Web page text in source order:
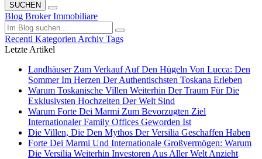
SUCHEN
Blog Broker Immobiliare
Recenti Kategorien Archiv Tags
Letzte Artikel
Landhäuser Zum Verkauf Auf Den Hügeln Von Lucca: Den
Sommer Im Herzen Der Authentischsten Toskana Erleben
Warum Toskanische Villen Weiterhin Der Traum Für Die
Exklusivsten Hochzeiten Der Welt Sind
Warum Forte Dei Marmi Zum Bevorzugten Ziel
Internationaler Family Offices Geworden Ist
Die Villen, Die Den Mythos Der Versilia Geschaffen Haben
Forte Dei Marmi Und Internationale Großvermögen: Warum
Die Versilia Weiterhin Investoren Aus Aller Welt Anzieht